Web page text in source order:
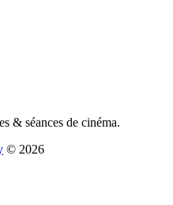
& séances de cinéma.
© 2026